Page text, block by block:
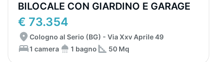
BILOCALE CON GIARDINO E GARAGE
€ 73.354
Cologno al Serio (BG) - Via Xxv Aprile 49
1 camera
1 bagno 50 Mq